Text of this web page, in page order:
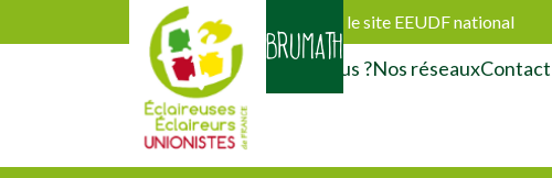
BRUMATH
Découvrir le site EEUDF national
ActivitésQui sommes-nous ?Nos réseauxContact